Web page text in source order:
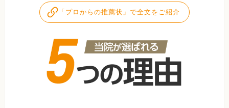
「プロからの推薦状」で全文をご紹介